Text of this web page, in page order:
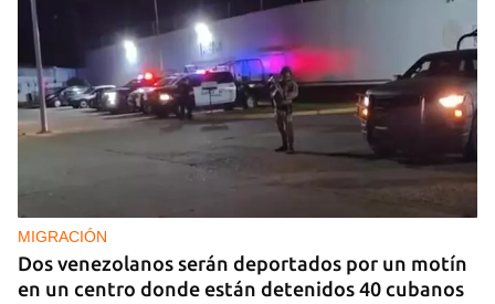
MIGRACIÓN
Dos venezolanos serán deportados por un motín
en un centro donde están detenidos 40 cubanos